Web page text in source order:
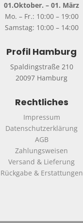
01.Oktober. – 01. März
Mo. – Fr.: 10:00 – 19:00
Samstag: 10:00 – 14:00
Profil Hamburg
Spaldingstraße 210
20097 Hamburg
Rechtliches
Impressum
Datenschutzerklärung
AGB
Zahlungsweisen
Versand & Lieferung
Rückgabe & Erstattungen